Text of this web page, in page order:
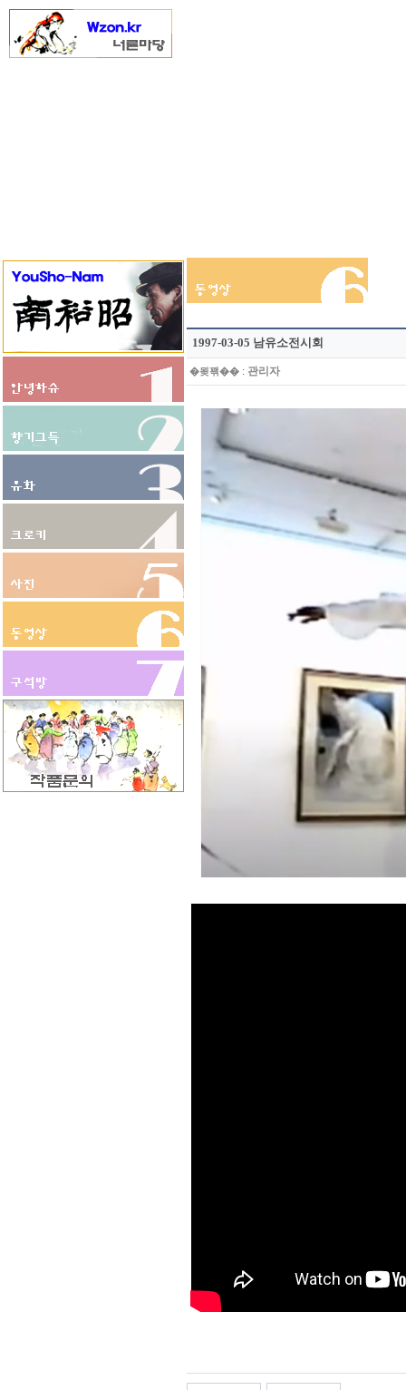
1997-03-05 남유소전시회
�묒꽦�� : 관리자